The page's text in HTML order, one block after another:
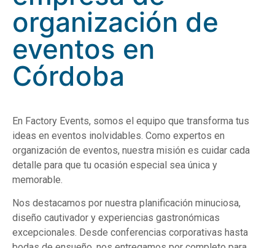
organización de
eventos en
Córdoba
En Factory Events, somos el equipo que transforma tus
ideas en eventos inolvidables. Como expertos en
organización de eventos, nuestra misión es cuidar cada
detalle para que tu ocasión especial sea única y
memorable.
Nos destacamos por nuestra planificación minuciosa,
diseño cautivador y experiencias gastronómicas
excepcionales. Desde conferencias corporativas hasta